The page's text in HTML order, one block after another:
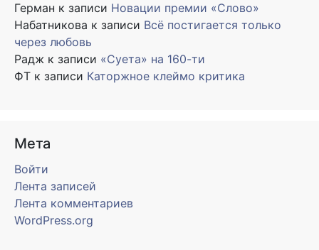
Герман к записи Новации премии «Слово»
Набатникова к записи Всё постигается только
через любовь
Радж к записи «Суета» на 160-ти
ФТ к записи Каторжное клеймо критика
Мета
Войти
Лента записей
Лента комментариев
WordPress.org